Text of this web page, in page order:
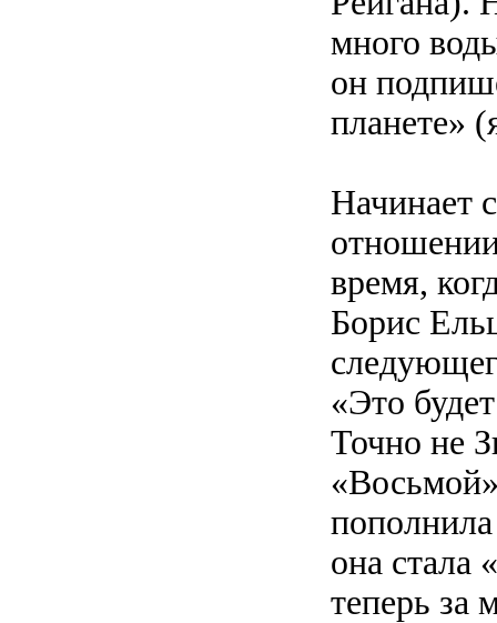
много
он
планете»
Начинает
время,
Борис
«Это
Точно не
она стала
теперь за